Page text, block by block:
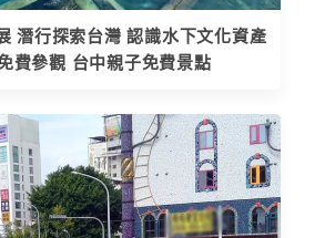
潛行探索台灣 認識水下文化資產
費參觀 台中親子免費景點